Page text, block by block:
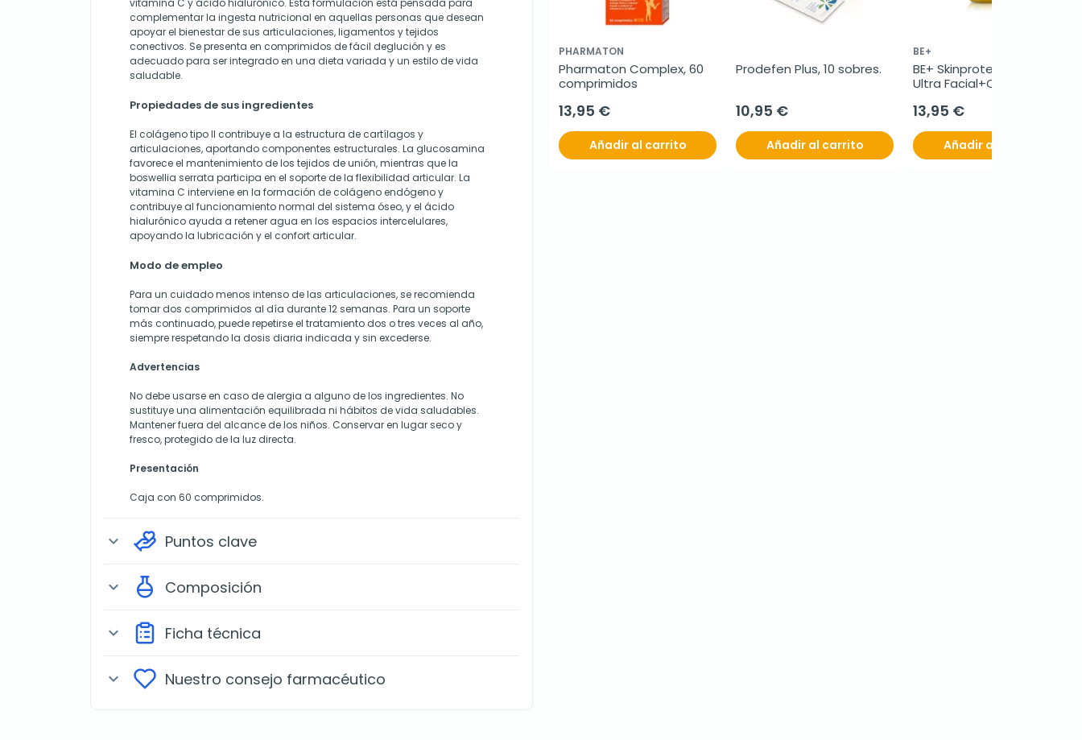
vitamina C y ácido hialurónico. Esta formulación está pensada para
complementar la ingesta nutricional en aquellas personas que desean
apoyar el bienestar de sus articulaciones, ligamentos y tejidos
conectivos. Se presenta en comprimidos de fácil deglución y es
adecuado para ser integrado en una dieta variada y un estilo de vida
saludable.
Propiedades de sus ingredientes
El colágeno tipo II contribuye a la estructura de cartílagos y
articulaciones, aportando componentes estructurales. La glucosamina
favorece el mantenimiento de los tejidos de unión, mientras que la
boswellia serrata participa en el soporte de la flexibilidad articular. La
vitamina C interviene en la formación de colágeno endógeno y
contribuye al funcionamiento normal del sistema óseo, y el ácido
hialurónico ayuda a retener agua en los espacios intercelulares,
apoyando la lubricación y el confort articular.
Modo de empleo
Para un cuidado menos intenso de las articulaciones, se recomienda
tomar dos comprimidos al día durante 12 semanas. Para un soporte
más continuado, puede repetirse el tratamiento dos o tres veces al año,
siempre respetando la dosis diaria indicada y sin excederse.
Advertencias
No debe usarse en caso de alergia a alguno de los ingredientes. No
sustituye una alimentación equilibrada ni hábitos de vida saludables.
Mantener fuera del alcance de los niños. Conservar en lugar seco y
fresco, protegido de la luz directa.
Presentación
Caja con 60 comprimidos.
expand_more Puntos clave
expand_more Composición
expand_more Ficha técnica
expand_more Nuestro consejo farmacéutico
PHARMATON
Pharmaton Complex, 60
comprimidos
13,95 €
Añadir al carrito
Prodefen Plus, 10 sobres.
10,95 €
Añadir al carrito
BE+
BE+ Skinprotect Infantil
Ultra Facial+Corporal
13,95 €
Añadir al carrito